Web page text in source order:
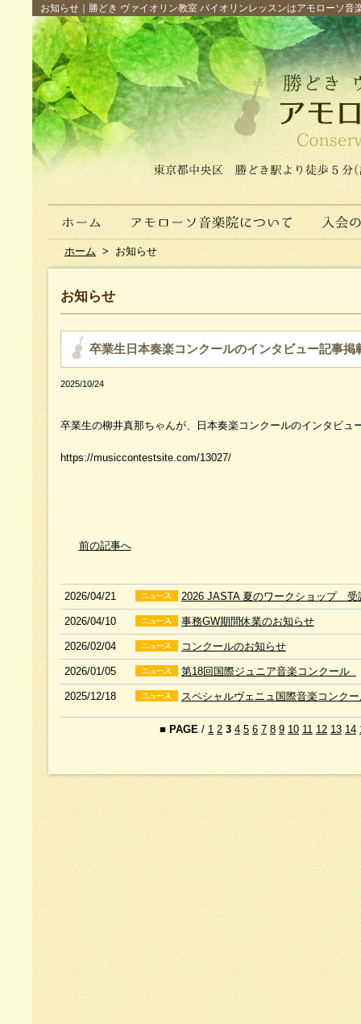
お知らせ｜勝どき ヴァイオリン教室 バイオリンレッスンはアモローソ
ホーム > お知らせ
お知らせ
卒業生日本奏楽コンクールのインタビュー記事掲
2025/10/24
卒業生の柳井真那ちゃんが、日本奏楽コンクールのインタビュ
https://musiccontestsite.com/13027/
前の記事へ
2026/04/21 2026 JASTA 夏のワークショップ 受
2026/04/10 事務GW期間休業のお知らせ
2026/02/04 コンクールのお知らせ
2026/01/05 第18回国際ジュニア音楽コンクール
2025/12/18 スペシャルヴェニュ国際音楽コンク
■ PAGE / 1 2 3 4 5 6 7 8 9 10 11 12 13 14